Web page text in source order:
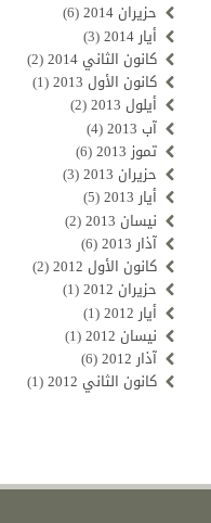
حزيران 2014
(6)
أيار 2014
(3)
كانون الثاني 2014
(2)
كانون الأول 2013
(1)
أيلول 2013
(2)
آب 2013
(4)
تموز 2013
(6)
حزيران 2013
(3)
أيار 2013
(5)
نيسان 2013
(2)
آذار 2013
(6)
كانون الأول 2012
(2)
حزيران 2012
(1)
أيار 2012
(1)
نيسان 2012
(1)
آذار 2012
(6)
كانون الثاني 2012
(1)